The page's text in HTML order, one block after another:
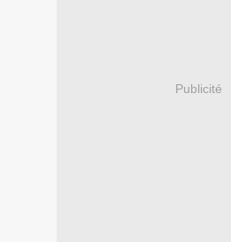
Publicité